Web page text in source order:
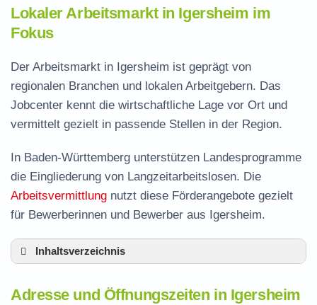
Lokaler Arbeitsmarkt in Igersheim im
Fokus
Der Arbeitsmarkt in Igersheim ist geprägt von
regionalen Branchen und lokalen Arbeitgebern. Das
Jobcenter kennt die wirtschaftliche Lage vor Ort und
vermittelt gezielt in passende Stellen in der Region.
In Baden-Württemberg unterstützen Landesprogramme
die Eingliederung von Langzeitarbeitslosen. Die
Arbeitsvermittlung nutzt diese Förderangebote gezielt
für Bewerberinnen und Bewerber aus Igersheim.
Inhaltsverzeichnis
Leistungen der Arbeitsvermittlung in Igersheim
Adresse und Öffnungszeiten in Igersheim